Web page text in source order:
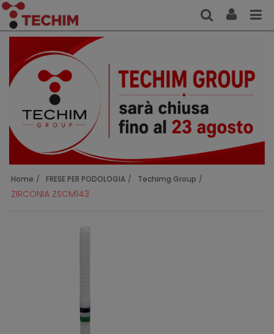
Home FRESE PER PODOLOGIA Techimg Group
ZIRCONIA ZSCM143